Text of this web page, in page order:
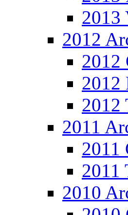
2013
2012
2012
2012
2012
2011
2011
2011
2010